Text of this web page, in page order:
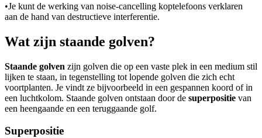
•Je kunt de werking van noise-cancelling koptelefoons verklaren
aan de hand van destructieve interferentie.
Wat zijn staande golven?
Staande golven zijn golven die op een vaste plek in een medium stil
lijken te staan, in tegenstelling tot lopende golven die zich echt
voortplanten. Je vindt ze bijvoorbeeld in een gespannen koord of in
een luchtkolom. Staande golven ontstaan door de superpositie van
een heengaande en een teruggaande golf.
Superpositie